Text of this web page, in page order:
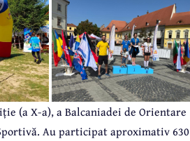
(a X-a), a Balcaniadei de Orientare
Au participat aproximativ 630